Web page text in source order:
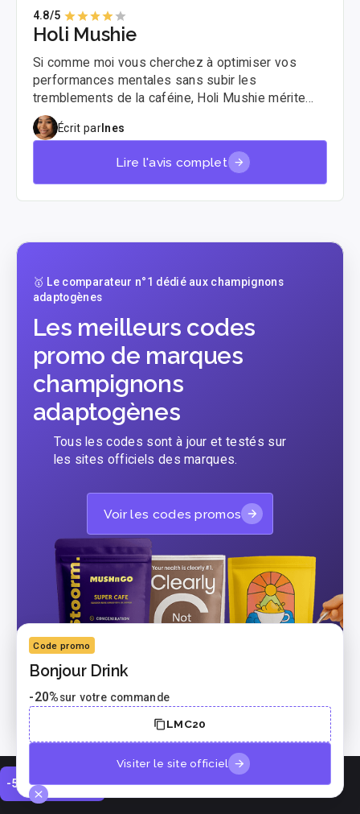
-50% offert 🎁
4.8/5
Holi Mushie
Si comme moi vous cherchez à optimiser vos
performances mentales sans subir les
tremblements de la caféine, Holi Mushie mérite
votre attention. Cette marque française promet de
transformer votre rituel matinal grâce aux
champignons adaptogènes. J'ai testé leurs
capsules et leur matcha pour voir si la promesse
"Less Stress, More Focus" est tenue ou s'il s'agit
juste de marketing.
Écrit parInes
Lire l'avis complet
🥇 Le comparateur n°1 dédié aux champignons
adaptogènes
Les meilleurs codes
promo de marques
champignons
adaptogènes
Tous les codes sont à jour et testés sur
les sites officiels des marques.
Voir les codes promos
Avis et tests
Code promo
Bonjour Drink
-20%sur votre commande
LMC20
Visiter le site officiel